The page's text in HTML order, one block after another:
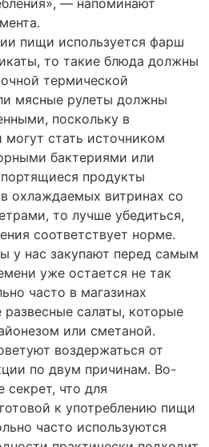
— напоминают
пищи используется фарш
то такие блюда должны
термической
мясные рулеты должны
поскольку в
стать источником
бактериями или
продукты
охлаждаемых витринах со
то лучше убедиться,
соответствует норме.
у нас закупают перед самым
уже остается не так
часто в магазинах
развесные салаты, которые
или сметаной.
воздержаться от
по двум причинам. Во-
секрет, что для
к употреблению пищи
часто используются